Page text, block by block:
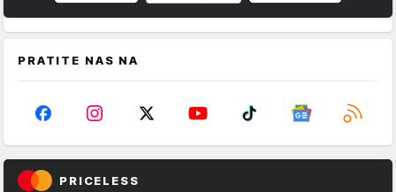
PRATITE NAS NA
PRICELESS